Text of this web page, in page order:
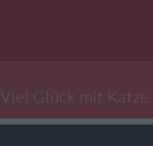
Viel Glück mit Katze